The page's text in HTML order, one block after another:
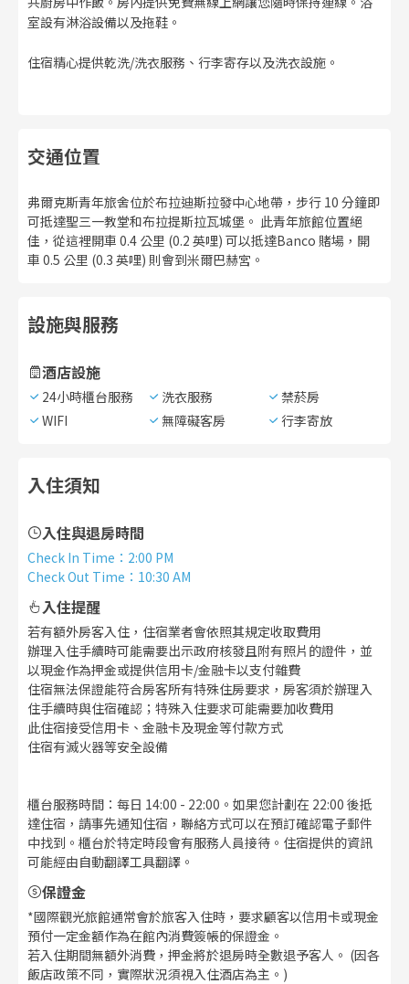
室設有淋浴設備以及拖鞋。
住宿精心提供乾洗/洗衣服務、行李寄存以及洗衣設施。
交通位置
弗爾克斯青年旅舍位於布拉迪斯拉發中心地帶，步行 10 分鐘即
可抵達聖三一教堂和布拉提斯拉瓦城堡。 此青年旅館位置絕
佳，從這裡開車 0.4 公里 (0.2 英哩) 可以抵達Banco 賭場，開
車 0.5 公里 (0.3 英哩) 則會到米爾巴赫宮。
設施與服務
酒店設施
24小時櫃台服務 洗衣服務
禁菸房
WIFI
無障礙客房 行李寄放
入住須知
入住與退房時間
Check In Time ： 2:00 PM
Check Out Time ： 10:30 AM
入住提醒
若有額外房客入住，住宿業者會依照其規定收取費用
辦理入住手續時可能需要出示政府核發且附有照片的證件，並
以現金作為押金或提供信用卡/金融卡以支付雜費
住宿無法保證能符合房客所有特殊住房要求，房客須於辦理入
住手續時與住宿確認；特殊入住要求可能需要加收費用
此住宿接受信用卡、金融卡及現金等付款方式
住宿有滅火器等安全設備
櫃台服務時間：每日 14:00 - 22:00。如果您計劃在 22:00 後抵
達住宿，請事先通知住宿，聯絡方式可以在預訂確認電子郵件
中找到。櫃台於特定時段會有服務人員接待。住宿提供的資訊
可能經由自動翻譯工具翻譯。
保證金
*國際觀光旅館通常會於旅客入住時，要求顧客以信用卡或現金
預付一定金額作為在館內消費簽帳的保證金。
若入住期間無額外消費，押金將於退房時全數退予客人。 (因各
飯店政策不同，實際狀況須視入住酒店為主。)